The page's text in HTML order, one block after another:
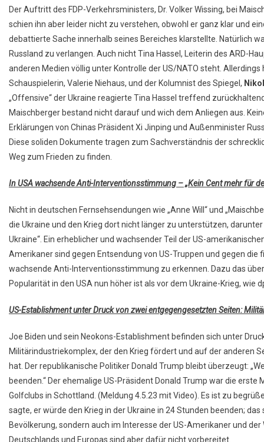
Der Auftritt des FDP-Verkehrsministers, Dr. Volker Wissing, bei
schien ihn aber leider nicht zu verstehen, obwohl er ganz klar und
debattierte Sache innerhalb seines Bereiches klarstellte. Natürlich
Russland zu verlangen. Auch nicht Tina Hassel, Leiterin des ARD-
anderen Medien völlig unter Kontrolle der US/NATO steht.
Schauspielerin, Valerie Niehaus, und der Kolumnist des Spiegel,
„Offensive“ der Ukraine reagierte Tina Hassel treffend
Maischberger bestand nicht darauf und wich dem Anliegen aus.
Erklärungen von Chinas Präsident Xi Jinping und Außenminister
Diese soliden Dokumente tragen zum Sachverständnis der
Weg zum Frieden zu finden.
In USA wachsende Anti-Interventionsstimmung – „Kein Cent mehr für
Nicht in deutschen Fernsehsendungen wie „Anne Will“ und
die Ukraine und den Krieg dort nicht länger zu unterstützen,
Ukraine“. Ein erheblicher und wachsender Teil der US-
Amerikaner sind gegen Entsendung von US-Truppen und gegen
wachsende Anti-Interventionsstimmung zu erkennen. Dazu das
Popularität in den USA nun höher ist als vor dem Ukraine-Krieg, wie
US-Establishment unter Druck von zwei entgegengesetzten Seiten:
Joe Biden und sein Neokons-Establishment befinden sich unter
Militärindustriekomplex, der den Krieg fördert und auf der anderen
hat. Der republikanische Politiker Donald Trump bleibt überzeugt:
beenden.“ Der ehemalige US-Präsident Donald Trump war die
Golfclubs in Schottland. (Meldung 4.5.23 mit Video). Es ist zu
sagte, er würde den Krieg in der Ukraine in 24 Stunden beenden;
Bevölkerung, sondern auch im Interesse der US-Amerikaner und
Deutschlands und Europas sind aber dafür nicht vorbereitet.